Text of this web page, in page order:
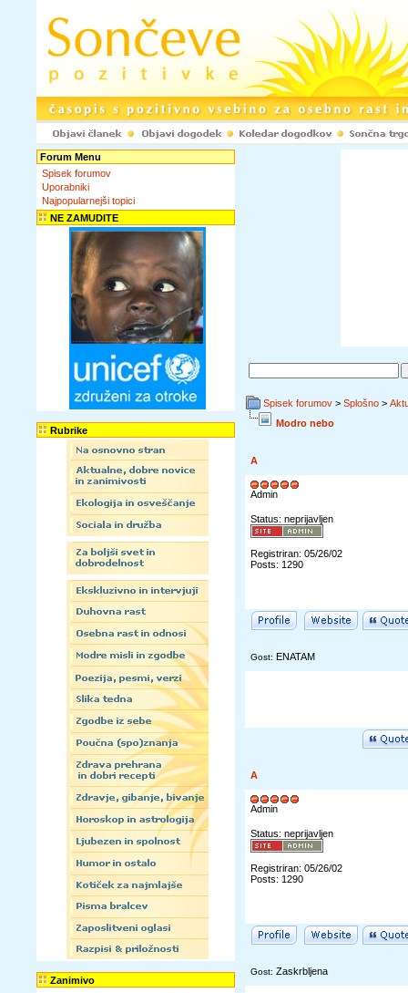
Forum Menu
Spisek forumov
Uporabniki
Najpopularnejši topici
NE ZAMUDITE
Rubrike
Zanimivo
Spisek forumov > Splošno >
Modro nebo
A
Admin
Status: neprijavljen
Registriran: 05/26/02
Posts: 1290
Gost: ENATAM
A
Admin
Status: neprijavljen
Registriran: 05/26/02
Posts: 1290
Gost: Zaskrbljena